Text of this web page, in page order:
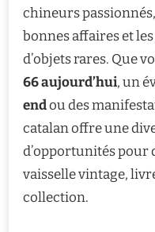
chineurs
bonnes affaires et
d’objets rares. Que
66 aujourd’hui, un
endou des
catalan offre une
d’opportunités pour
vaisselle vintage,
collection.